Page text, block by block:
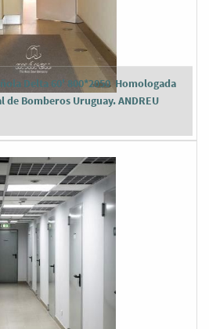
Delta 60' 800*2050 Homologada
Bomberos Uruguay. ANDREU